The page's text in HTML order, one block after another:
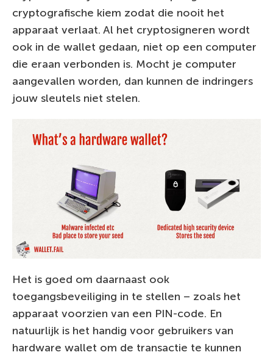
cryptografische kiem zodat die nooit het
apparaat verlaat. Al het cryptosigneren wordt
ook in de wallet gedaan, niet op een computer
die eraan verbonden is. Mocht je computer
aangevallen worden, dan kunnen de indringers
jouw sleutels niet stelen.
Het is goed om daarnaast ook
toegangsbeveiliging in te stellen – zoals het
apparaat voorzien van een PIN-code. En
natuurlijk is het handig voor gebruikers van
hardware wallet om de transactie te kunnen